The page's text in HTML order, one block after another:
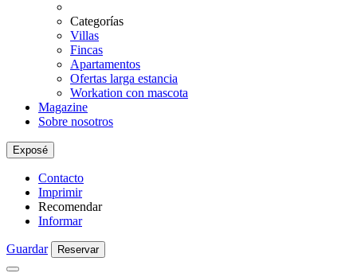
Categorías
Villas
Fincas
Apartamentos
Ofertas larga estancia
Workation con mascota
Magazine
Sobre nosotros
Exposé
Contacto
Imprimir
Recomendar
Informar
Guardar Reservar